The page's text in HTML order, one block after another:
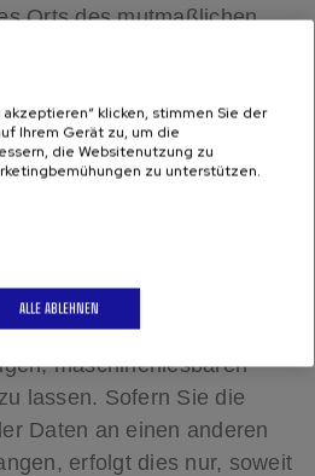
Orts des mutmaßlichen
besteht
verwaltungsrechtlicher
die wir auf Grundlage
in Erfüllung eines Vertrags
an sich oder an einen
maschinenlesbaren
lassen. Sofern Sie die
Daten an einen anderen
erfolgt dies nur, soweit
akzeptieren“ klicken, stimmen Sie der
Ihrem Gerät zu, um die
die Websitenutzung zu
zu unterstützen.
ALLE ABLEHNEN